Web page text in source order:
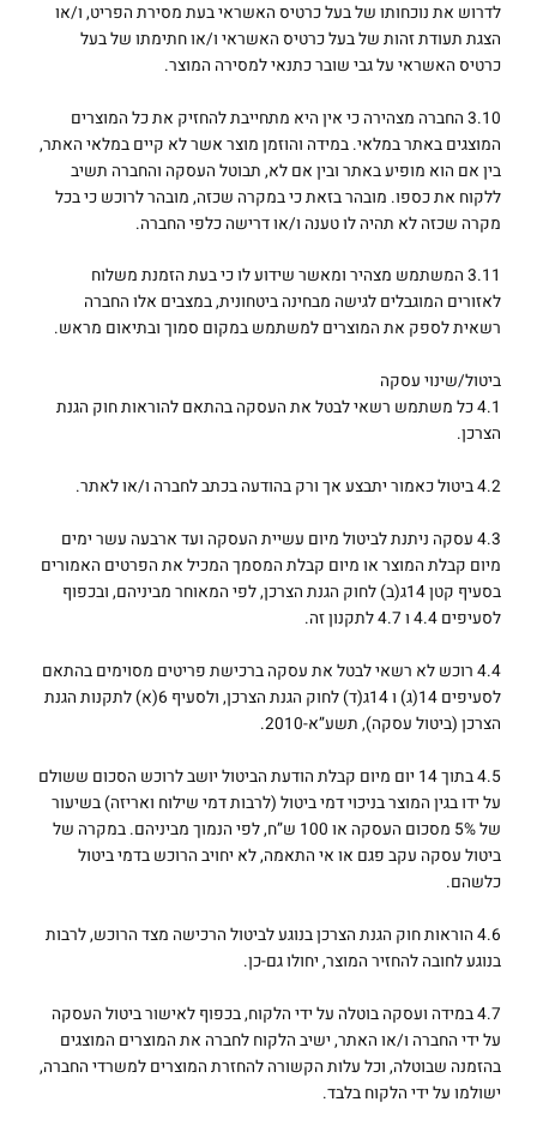
לדרוש את נוכחותו של בעל כרטיס האשראי בעת מסירת הפריט, ו/או
הצגת תעודת זהות של בעל כרטיס האשראי ו/או חתימתו של בעל
כרטיס האשראי על גבי שובר כתנאי למסירה המוצר.
3.10 החברה מצהירה כי אין היא מתחייבת להחזיק את כל המוצרים
המוצגים באתר במלאי. במידה והוזמן מוצר אשר לא קיים במלאי האתר,
בין אם הוא מופיע באתר ובין אם לא, תבוטל העסקה והחברה תשיב
ללקוח את כספו. מובהר בזאת כי במקרה שכזה, מובהר לרוכש כי בכל
מקרה שכזה לא תהיה לו טענה ו/או דרישה כלפי החברה.
3.11 המשתמש מצהיר ומאשר שידוע לו כי בעת הזמנת משלוח
לאזורים המוגבלים לגישה מבחינה ביטחונית, במצבים אלו החברה
רשאית לספק את המוצרים למשתמש במקום סמוך ובתיאום מראש.
ביטול/שינוי עסקה
4.1 כל משתמש רשאי לבטל את העסקה בהתאם להוראות חוק הגנת
הצרכן.
4.2 ביטול כאמור יתבצע אך ורק בהודעה בכתב לחברה ו/או לאתר.
4.3 עסקה ניתנת לביטול מיום עשיית העסקה ועד ארבעה עשר ימים
מיום קבלת המוצר או מיום קבלת המסמך המכיל את הפרטים האמורים
בסעיף קטן 14ג(ב) לחוק הגנת הצרכן, לפי המאוחר מביניהם, ובכפוף
לסעיפים 4.4 ו 4.7 לתקנון זה.
4.4 רוכש לא רשאי לבטל את עסקה ברכישת פריטים מסוימים בהתאם
לסעיפים 14(ג) ו 14ג(ד) לחוק הגנת הצרכן, ולסעיף 6(א) לתקנות הגנת
הצרכן (ביטול עסקה), תשע”א-2010.
4.5 בתוך 14 יום מיום קבלת הודעת הביטול יושב לרוכש הסכום ששולם
על ידו בגין המוצר בניכוי דמי ביטול (לרבות דמי שילוח ואריזה) בשיעור
של 5% מסכום העסקה או 100 ש”ח, לפי הנמוך מביניהם. במקרה של
ביטול עסקה עקב פגם או אי התאמה, לא יחויב הרוכש בדמי ביטול
כלשהם.
4.6 הוראות חוק הגנת הצרכן בנוגע לביטול הרכישה מצד הרוכש, לרבות
בנוגע לחובה להחזיר המוצר, יחולו גם-כן.
4.7 במידה ועסקה בוטלה על ידי הלקוח, בכפוף לאישור ביטול העסקה
על ידי החברה ו/או האתר, ישיב הלקוח לחברה את המוצרים המוצגים
בהזמנה שבוטלה, וכל עלות הקשורה להחזרת המוצרים למשרדי החברה,
ישולמו על ידי הלקוח בלבד.